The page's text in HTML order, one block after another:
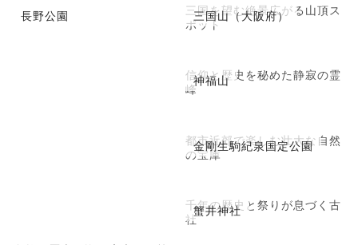
長野公園 三国山（大阪府）
三国を望む絶景広がる山頂ス
ポット
神福山
信仰と歴史を秘めた静寂の霊
峰
金剛生駒紀泉国定公園
都市近郊で楽しむ壮大な自然
の宝庫
蟹井神社
千年の歴史と祭りが息づく古
社